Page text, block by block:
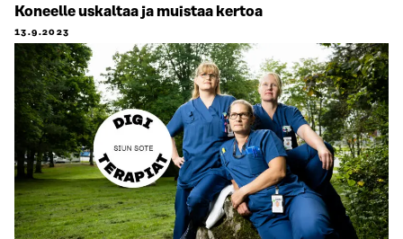
Koneelle uskaltaa ja muistaa kertoa
13.9.2023